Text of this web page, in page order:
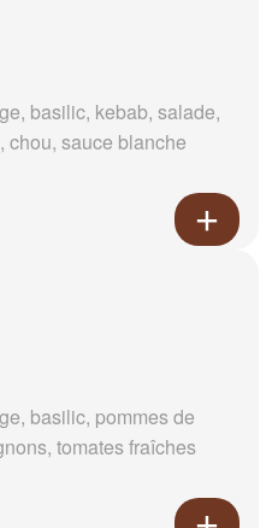
basilic, kebab, salade,
chou, sauce blanche
basilic, pommes de
tomates fraîches